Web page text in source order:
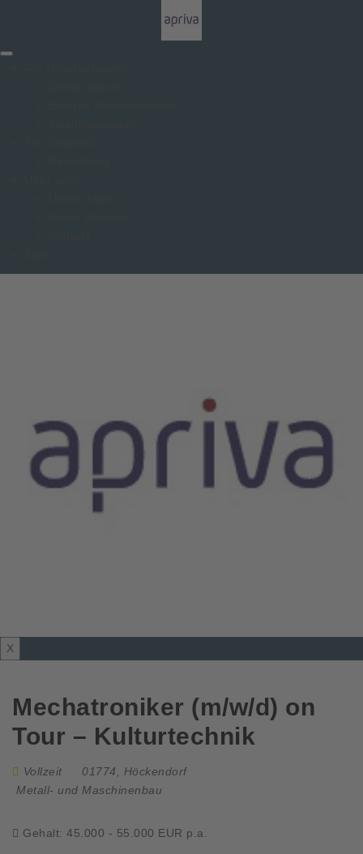
X
Mechatroniker (m/w/d) on
Tour – Kulturtechnik
Vollzeit
01774, Höckendorf
Metall- und Maschinenbau
Gehalt: 45.000 - 55.000 EUR p.a.